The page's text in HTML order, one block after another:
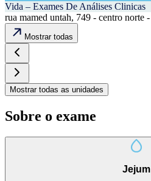
Vida – Exames De Análises Clinicas
rua mamed untah, 749 - centro norte
Mostrar todas
Mostrar todas as unidades
Sobre o exame
Jejum